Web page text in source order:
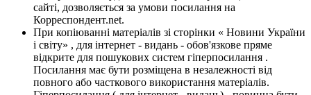
сайті, дозволяється за умови посилання на
Корреспондент.net.
При копіюванні матеріалів зі сторінки « Новини України
і світу» , для інтернет - видань - обов'язкове пряме
відкрите для пошукових систем гіперпосилання .
Посилання має бути розміщена в незалежності від
повного або часткового використання матеріалів.